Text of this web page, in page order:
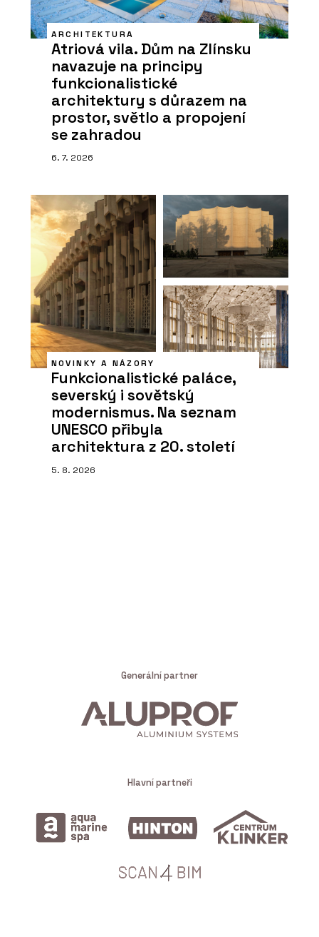
ARCHITEKTURA
Atriová vila. Dům na Zlínsku
navazuje na principy
funkcionalistické
architektury s důrazem na
prostor, světlo a propojení
se zahradou
6. 7. 2026
NOVINKY A NÁZORY
Funkcionalistické paláce,
severský i sovětský
modernismus. Na seznam
UNESCO přibyla
architektura z 20. století
5. 8. 2026
Generální partner
Hlavní partneři